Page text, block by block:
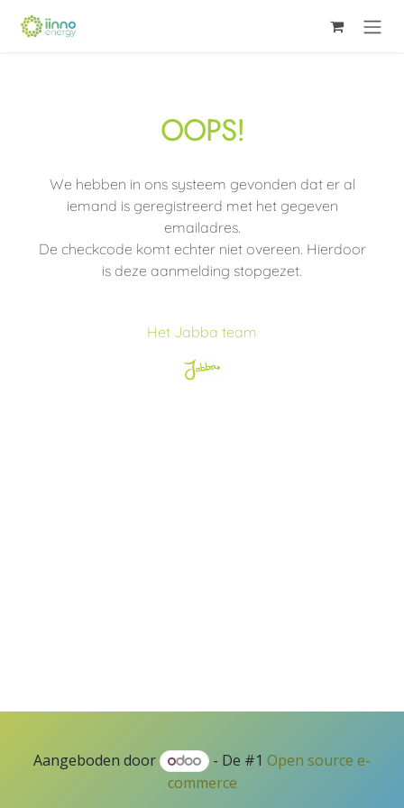
OOPS!
We hebben in ons systeem gevonden dat er al
iemand is geregistreerd met het gegeven
emailadres.
De checkcode komt echter niet overeen. Hierdoor
is deze aanmelding stopgezet.
Het Jabba team
Aangeboden door - De #1 Open source e-
commerce